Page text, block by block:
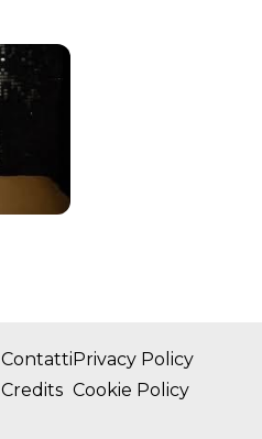
Contatti
Credits
Privacy Policy
Cookie Policy